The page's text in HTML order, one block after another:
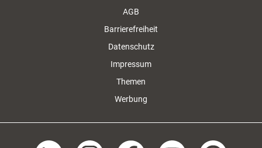
AGB
Barrierefreiheit
Datenschutz
Impressum
Themen
Werbung